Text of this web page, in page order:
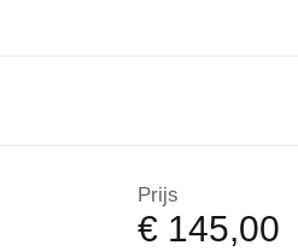
Prijs
€ 145,00